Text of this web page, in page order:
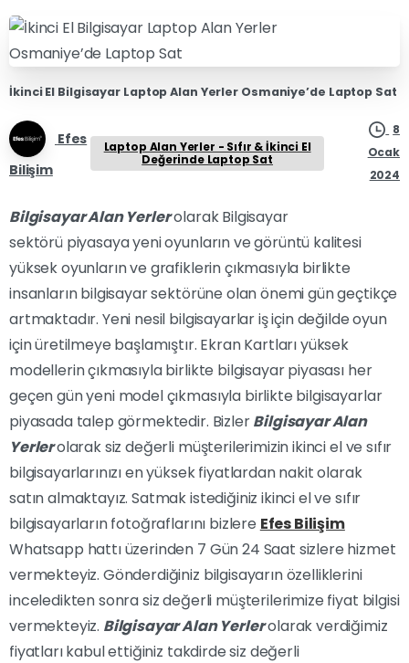
İkinci El Bilgisayar Laptop Alan Yerler Osmaniye’de Laptop Sat
Efes
Bilişim
Laptop Alan Yerler - Sıfır & İkinci El
Değerinde Laptop Sat
8
Ocak
2024
Bilgisayar Alan Yerlerolarak Bilgisayar
sektörü piyasaya yeni oyunların ve görüntü kalitesi
yüksek oyunların ve grafiklerin çıkmasıyla birlikte
insanların bilgisayar sektörüne olan önemi gün geçtikçe
artmaktadır. Yeni nesil bilgisayarlar iş için değilde oyun
için üretilmeye başlamıştır. Ekran Kartları yüksek
modellerin çıkmasıyla birlikte bilgisayar piyasası her
geçen gün yeni model çıkmasıyla birlikte bilgisayarlar
piyasada talep görmektedir. BizlerBilgisayar Alan
Yerlerolarak siz değerli müşterilerimizin ikinci el ve sıfır
bilgisayarlarınızı en yüksek fiyatlardan nakit olarak
satın almaktayız. Satmak istediğiniz ikinci el ve sıfır
bilgisayarların fotoğraflarını bizlere Efes Bilişim
Whatsapp hattı üzerinden 7 Gün 24 Saat sizlere hizmet
vermekteyiz. Gönderdiğiniz bilgisayarın özelliklerini
inceledikten sonra siz değerli müşterilerimize fiyat bilgisi
vermekteyiz. Bilgisayar Alan Yerlerolarak verdiğimiz
fiyatları kabul ettiğiniz takdirde siz değerli